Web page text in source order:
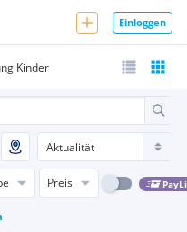
Einloggen
Kinder
Preis